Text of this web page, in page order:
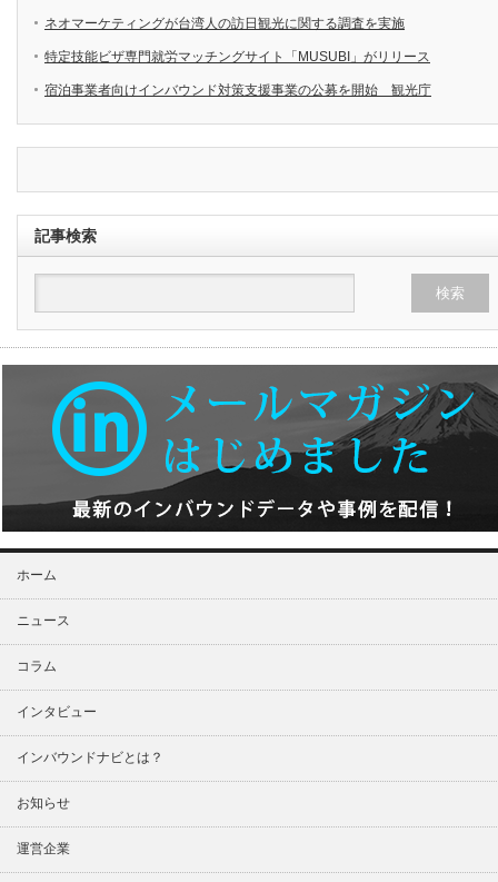
ネオマーケティングが台湾人の訪日観光に関する調査を実施
特定技能ビザ専門就労マッチングサイト「MUSUBI」がリリース
宿泊事業者向けインバウンド対策支援事業の公募を開始 観光庁
記事検索
ホーム
ニュース
コラム
インタビュー
インバウンドナビとは？
お知らせ
運営企業